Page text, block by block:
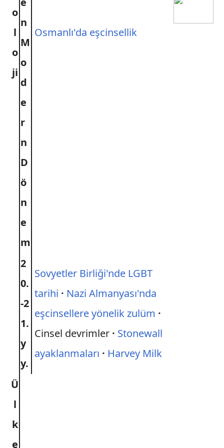
o
l
o
ji
n
M
o
d
e
r
n
D
ö
n
e
m
Osmanlı'da eşcinsellik
2
0.
-2
1.
y
y.
Sovyetler Birliği'nde LGBT
tarihi · Nazi Almanyası'nda
eşcinsellere yönelik zulüm ·
Cinsel devrimler · Stonewall
ayaklanmaları · Harvey Milk
Ü
l
k
e